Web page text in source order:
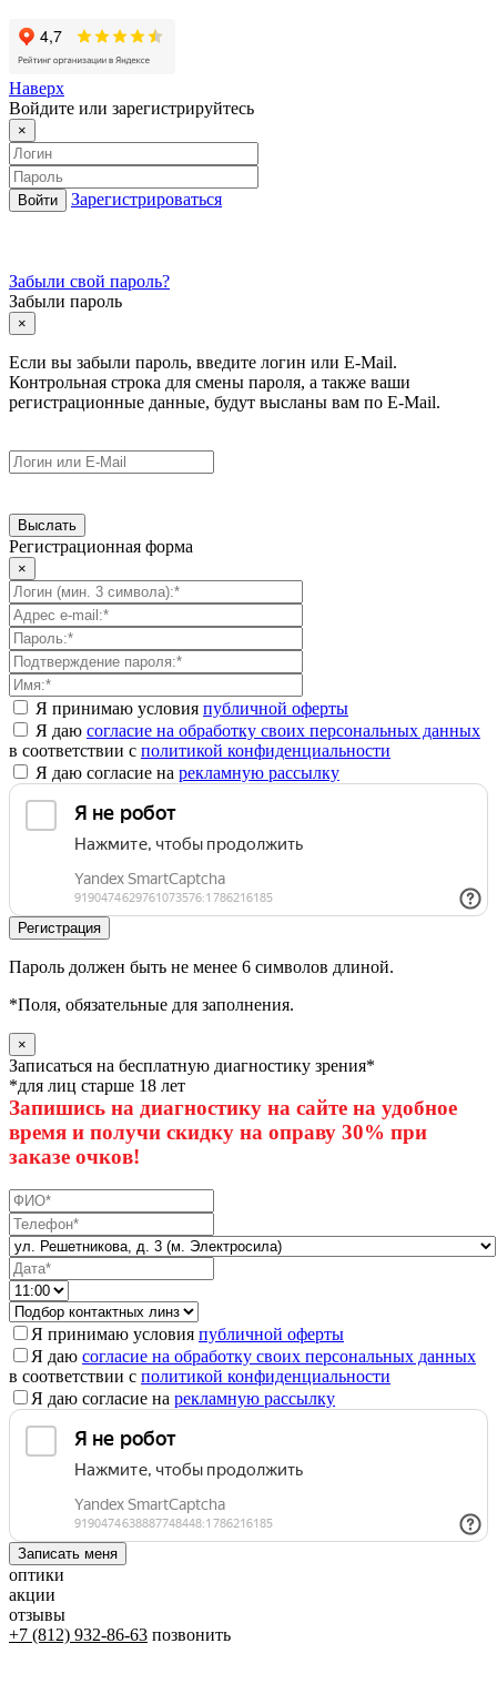
Наверх
Войдите или зарегистрируйтесь
×
Зарегистрироваться
Забыли свой пароль?
Забыли пароль
×
Если вы забыли пароль, введите логин или E-Mail.
Контрольная строка для смены пароля, а также ваши
регистрационные данные, будут высланы вам по E-Mail.
Регистрационная форма
×
Я принимаю условия публичной оферты
Я даю согласие на обработку своих персональных данных
в соответствии с политикой конфиденциальности
Я даю согласие на рекламную рассылку
Пароль должен быть не менее 6 символов длиной.
*Поля, обязательные для заполнения.
×
Записаться на бесплатную диагностику зрения*
*для лиц старше 18 лет
Запишись на диагностику на сайте на удобное
время и получи скидку на оправу 30% при
заказе очков!
Я принимаю условия публичной оферты
Я даю согласие на обработку своих персональных данных
в соответствии с политикой конфиденциальности
Я даю согласие на рекламную рассылку
оптики
акции
отзывы
+7 (812) 932-86-63 позвонить